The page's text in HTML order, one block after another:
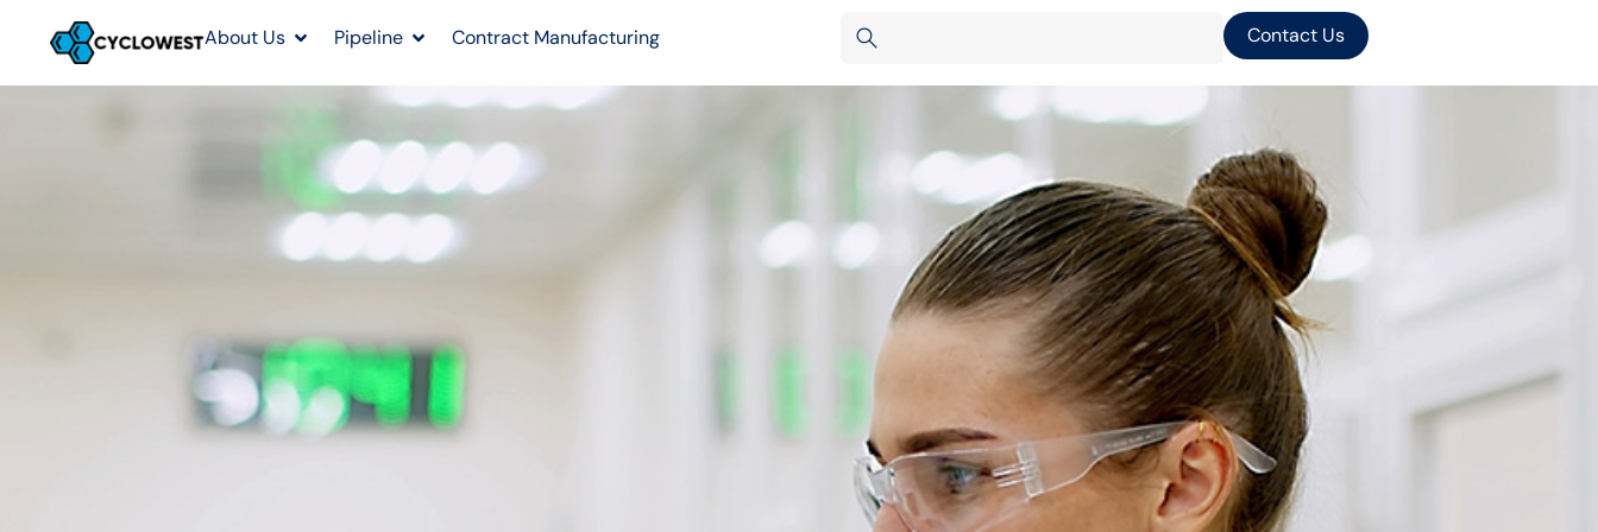
About Us Pipeline Contract Manufacturing Contact Us